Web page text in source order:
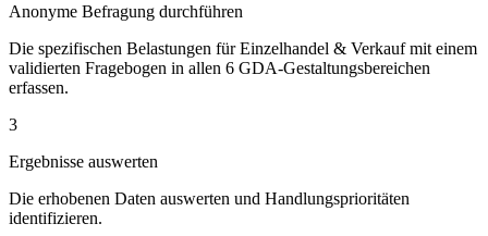
Anonyme Befragung durchführen
Die spezifischen Belastungen für Einzelhandel & Verkauf mit einem
validierten Fragebogen in allen 6 GDA-Gestaltungsbereichen
erfassen.
3
Ergebnisse auswerten
Die erhobenen Daten auswerten und Handlungsprioritäten
identifizieren.